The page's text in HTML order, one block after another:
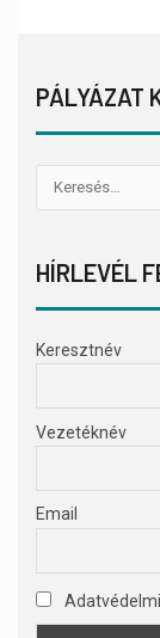
PÁLYÁZAT
HÍRLEVÉL
Keresztnév
Vezetéknév
Email